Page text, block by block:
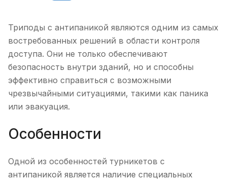
Триподы с антипаникой являются одним из самых
востребованных решений в области контроля
доступа. Они не только обеспечивают
безопасность внутри зданий, но и способны
эффективно справиться с возможными
чрезвычайными ситуациями, такими как паника
или эвакуация.
Особенности
Одной из особенностей турникетов с
антипаникой является наличие специальных